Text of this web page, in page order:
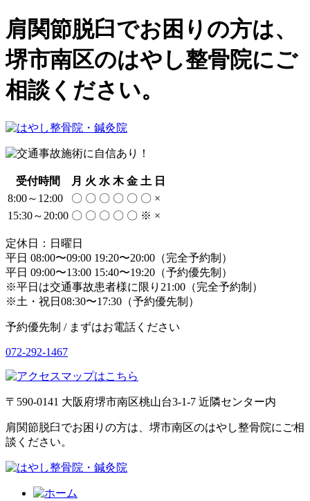
肩関節脱臼でお困りの方は、
堺市南区のはやし整骨院にご
相談ください。
受付時間 月 火 水 木 金 土 日
8:00～12:00
〇 〇 〇 〇 〇 〇 ×
15:30～20:00 〇 〇 〇 〇 〇 ※ ×
定休日：日曜日
平日 08:00〜09:00 19:20〜20:00（完全予約制）
平日 09:00〜13:00 15:40〜19:20（予約優先制）
※平日は交通事故患者様に限り21:00（完全予約制）
※土・祝日08:30〜17:30（予約優先制）
予約優先制 / まずはお電話ください
072-292-1467
〒590-0141 大阪府堺市南区桃山台3-1-7 近隣センター内
肩関節脱臼でお困りの方は、堺市南区のはやし整骨院にご相
談ください。